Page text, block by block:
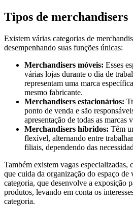
Tipos de merchandisers
Existem várias categorias de
desempenhando suas funções únicas:
Merchandisers móveis: Esses
várias lojas durante o dia de
representam uma marca
mesmo fabricante.
Merchandisers estacionários:
ponto de venda e são
apresentação de todas as marcas
Merchandisers híbridos: Têm
flexível, alternando entre
filiais, dependendo das
Também existem vagas especializadas,
que cuida da organização do espaço de
categoria, que desenvolve a exposição
produtos, levando em conta os
categoria.